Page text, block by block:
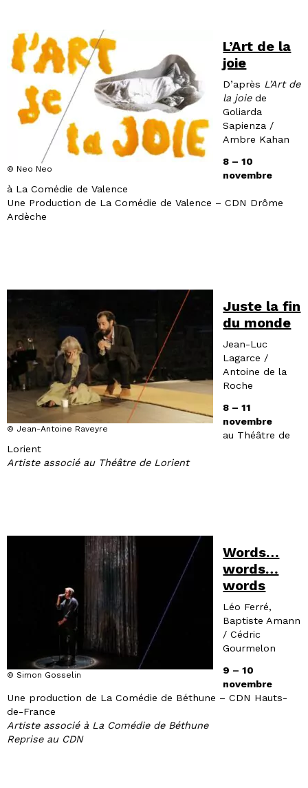
© Neo Neo
L’Art de la
joie
D’après L’Art de
la joiede
Goliarda
Sapienza /
Ambre Kahan
8 – 10
novembre
à La Comédie de Valence
Une Production de La Comédie de Valence – CDN Drôme
Ardèche
© Jean-Antoine Raveyre
Juste la fin
du monde
Jean-Luc
Lagarce /
Antoine de la
Roche
8 – 11
novembre
au Théâtre de
Lorient
Artiste associé au Théâtre de Lorient
© Simon Gosselin
Words…
words…
words
Léo Ferré,
Baptiste Amann
/ Cédric
Gourmelon
9 – 10
novembre
Une production de La Comédie de Béthune – CDN Hauts-
de-France
Artiste associé à La Comédie de Béthune
Reprise au CDN